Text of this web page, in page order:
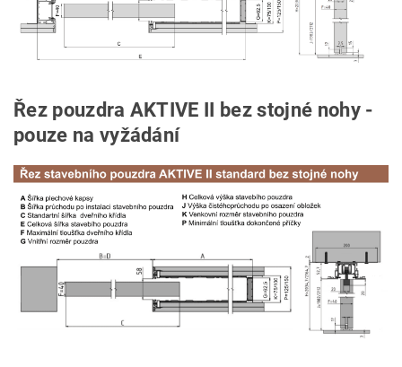
Řez pouzdra AKTIVE II bez stojné nohy -
pouze na vyžádání